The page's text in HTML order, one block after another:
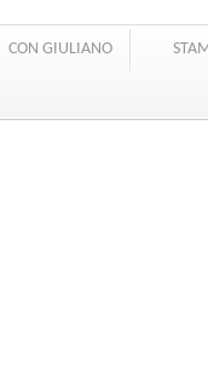
CON GIULIANO